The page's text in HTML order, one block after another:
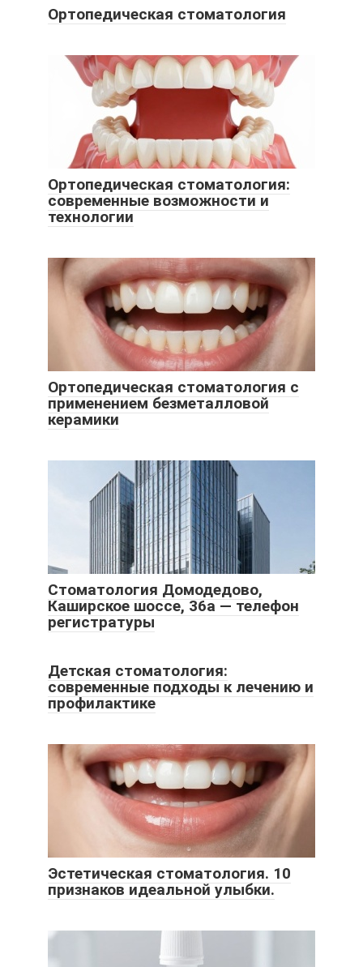
Ортопедическая стоматология
Ортопедическая стоматология:
современные возможности и
технологии
Ортопедическая стоматология с
применением безметалловой
керамики
Стоматология Домодедово,
Каширское шоссе, 36а — телефон
регистратуры
Детская стоматология:
современные подходы к лечению и
профилактике
Эстетическая стоматология. 10
признаков идеальной улыбки.